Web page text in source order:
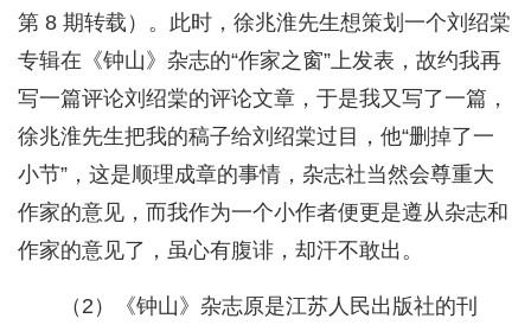
第 8 期转载）。此时，徐兆淮先生想策划一个刘绍棠
专辑在《钟山》杂志的“作家之窗”上发表，故约我再
写一篇评论刘绍棠的评论文章，于是我又写了一篇，
徐兆淮先生把我的稿子给刘绍棠过目，他“删掉了一
小节”，这是顺理成章的事情，杂志社当然会尊重大
作家的意见，而我作为一个小作者便更是遵从杂志和
作家的意见了，虽心有腹诽，却汗不敢出。
（2）《钟山》杂志原是江苏人民出版社的刊